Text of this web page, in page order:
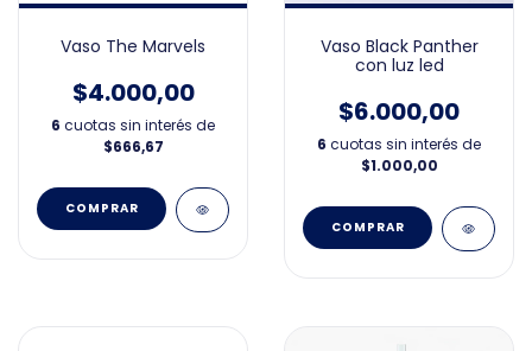
Vaso The Marvels
$4.000,00
6 cuotas sin interés de
$666,67
Vaso Black Panther
con luz led
$6.000,00
6 cuotas sin interés de
$1.000,00